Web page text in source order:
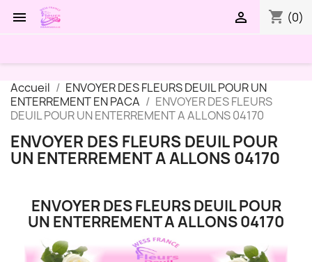
 shopping_cart (0)

Accueil
ENVOYER DES FLEURS DEUIL POUR UN
ENTERREMENT EN PACA
ENVOYER DES FLEURS
DEUIL POUR UN ENTERREMENT A ALLONS 04170
ENVOYER DES FLEURS DEUIL POUR
UN ENTERREMENT A ALLONS 04170
ENVOYER DES FLEURS DEUIL POUR
UN ENTERREMENT A ALLONS 04170